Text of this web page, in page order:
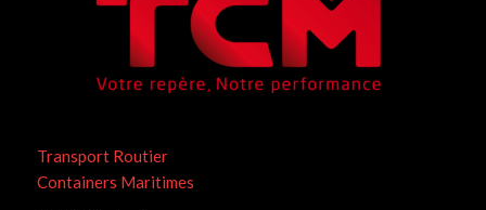
Transport Routier
Containers Maritimes